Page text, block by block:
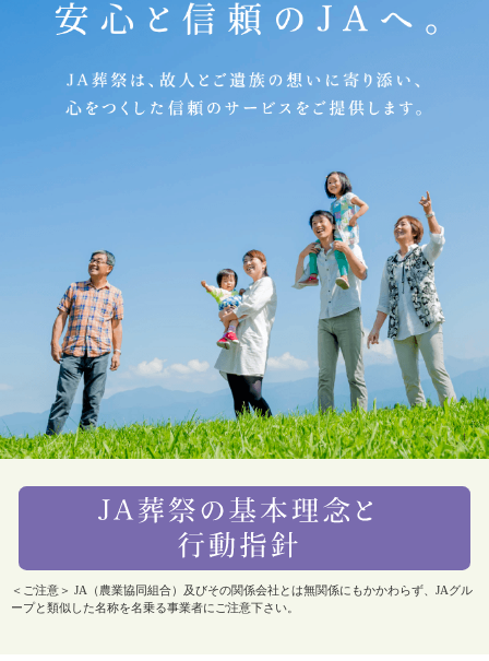
＜ご注意＞ JA（農業協同組合）及びその関係会社とは無関係にもかかわらず、JAグル
ープと類似した名称を名乗る事業者にご注意下さい。